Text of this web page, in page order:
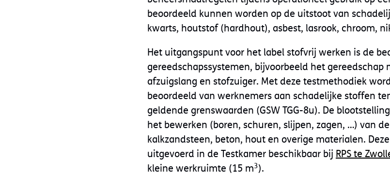
beoordeeld kunnen worden op de uitstoot van
kwarts, houtstof (hardhout), asbest, lasrook, chroom,
Het uitgangspunt voor het label stofvrij werken is de
gereedschapssystemen, bijvoorbeeld het gereedschap
afzuigslang en stofzuiger. Met deze testmethodiek
beoordeeld van werknemers aan schadelijke stoffen
geldende grenswaarden (GSW TGG-8u). De
het bewerken (boren, schuren, slijpen, zagen, …) van
kalkzandsteen, beton, hout en overige materialen.
uitgevoerd in de Testkamer beschikbaar bij RPS te
kleine werkruimte (15 m3).